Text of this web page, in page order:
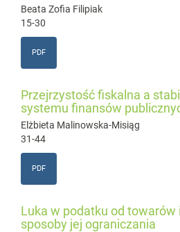
Beata Zofia Filipiak
15-30
PDF
Przejrzystość fiskalna a
systemu finansów
Elżbieta Malinowska-Misiąg
31-44
PDF
Luka w podatku od towarów
sposoby jej ograniczania